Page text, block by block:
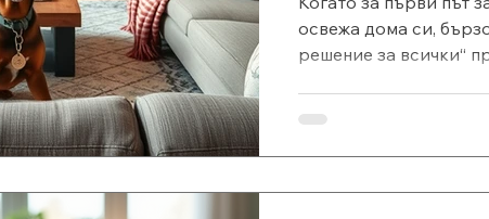
освежа дома си,
решение за всички“